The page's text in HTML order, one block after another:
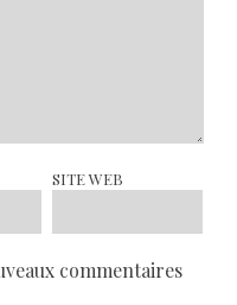
SITE WEB
commentaires